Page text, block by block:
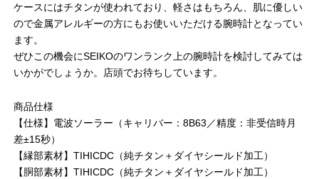
ケースにはチタンが使われており、軽さはもちろん、肌に優しい
ので金属アレルギーの方にもお使いいただける腕時計となってい
ます。
ぜひこの機会にSEIKOのワンランク上の腕時計を検討してみては
いかがでしょうか。店頭でお待ちしています。
商品仕様
【仕様】電波ソーラー（キャリバー：8B63／精度：非受信時月
差±15秒）
【縁部素材】TIHICDC（純チタン＋ダイヤシールド加工）
【胴部素材】TIHICDC（純チタン＋ダイヤシールド加工）